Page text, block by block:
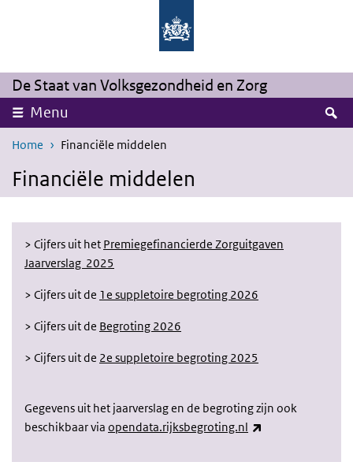
Overslaan en naar de inhoud gaan
De Staat van Volksgezondheid en Zorg
Menu
Home Financiële middelen
Financiële middelen
> Cijfers uit het Premiegefinancierde Zorguitgaven
Jaarverslag 2025
> Cijfers uit de 1e suppletoire begroting 2026
> Cijfers uit de Begroting 2026
> Cijfers uit de 2e suppletoire begroting 2025
Gegevens uit het jaarverslag en de begroting zijn ook
beschikbaar via opendata.rijksbegroting.nl